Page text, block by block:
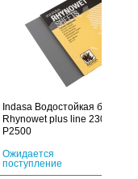
Indasa Водостойкая бумага
Rhynowet plus line
P2500
Ожидается
поступление